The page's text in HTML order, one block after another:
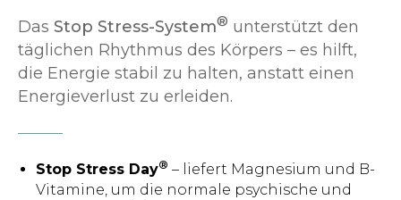
Das Stop Stress-System® unterstützt den
täglichen Rhythmus des Körpers – es hilft,
die Energie stabil zu halten, anstatt einen
Energieverlust zu erleiden.
Stop Stress Day® – liefert Magnesium und B-
Vitamine, um die normale psychische und